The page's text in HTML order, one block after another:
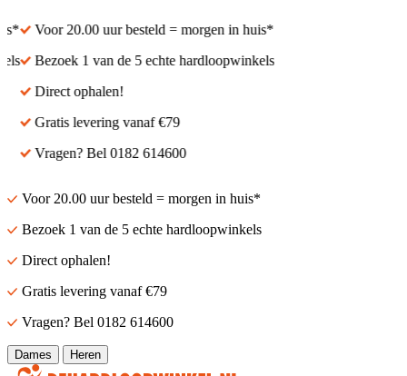
Voor 20.00 uur besteld = morgen in huis*
Bezoek 1 van de 5 echte hardloopwinkels
Direct ophalen!
Gratis levering vanaf €79
Vragen? Bel 0182 614600
Voor 20.00 uur besteld = morgen in huis*
Bezoek 1 van de 5 echte hardloopwinkels
Direct ophalen!
Gratis levering vanaf €79
Vragen? Bel 0182 614600
Dames Heren